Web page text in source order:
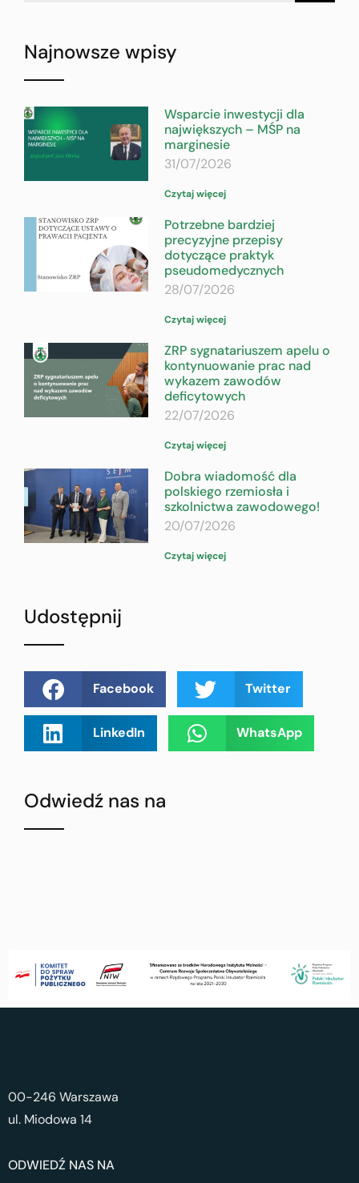
Najnowsze wpisy
Wsparcie inwestycji dla
największych – MŚP na
marginesie
31/07/2026
Czytaj więcej
Potrzebne bardziej
precyzyjne przepisy
dotyczące praktyk
pseudomedycznych
28/07/2026
Czytaj więcej
ZRP sygnatariuszem apelu o
kontynuowanie prac nad
wykazem zawodów
deficytowych
22/07/2026
Czytaj więcej
Dobra wiadomość dla
polskiego rzemiosła i
szkolnictwa zawodowego!
20/07/2026
Czytaj więcej
Udostępnij
Facebook Twitter
LinkedIn WhatsApp
Odwiedź nas na
00-246 Warszawa
ul. Miodowa 14
ODWIEDŹ NAS NA